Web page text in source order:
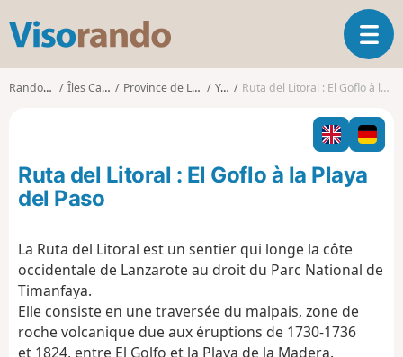
s
o
O
u
v
i
r
l
g
Randonnées Îles Canaries Province de Las Palmas Yaiza Ruta del Litoral : El Goflo à la Playa del Paso
Ruta del Litoral : El Goflo à la Playa
del Paso
La Ruta del Litoral est un sentier qui longe la côte
occidentale de Lanzarote au droit du Parc National de
Timanfaya.
Elle consiste en une traversée du malpais, zone de
roche volcanique due aux éruptions de 1730-1736
et 1824, entre El Golfo et la Playa de la Madera.